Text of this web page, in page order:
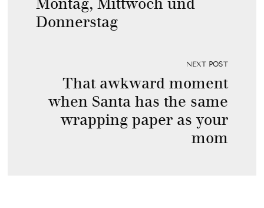
Donnerstag
NEXT POST
That awkward moment
when Santa has the same
wrapping paper as your
mom